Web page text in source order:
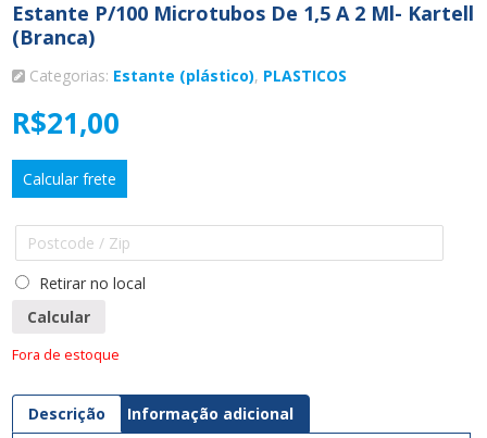
Estante P/100 Microtubos De 1,5 A 2 Ml- Kartell
(branca)
Categorias: Estante (plástico), PLASTICOS
R$21,00
Calcular frete
Retirar no local
Calcular
Fora de estoque
Descrição Informação adicional